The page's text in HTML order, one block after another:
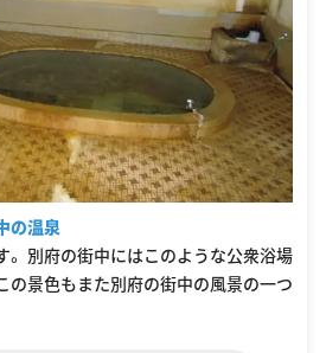
の温泉
。 別府の街中にはこのような公衆浴場
の景色もまた別府の街中の風景の一つ